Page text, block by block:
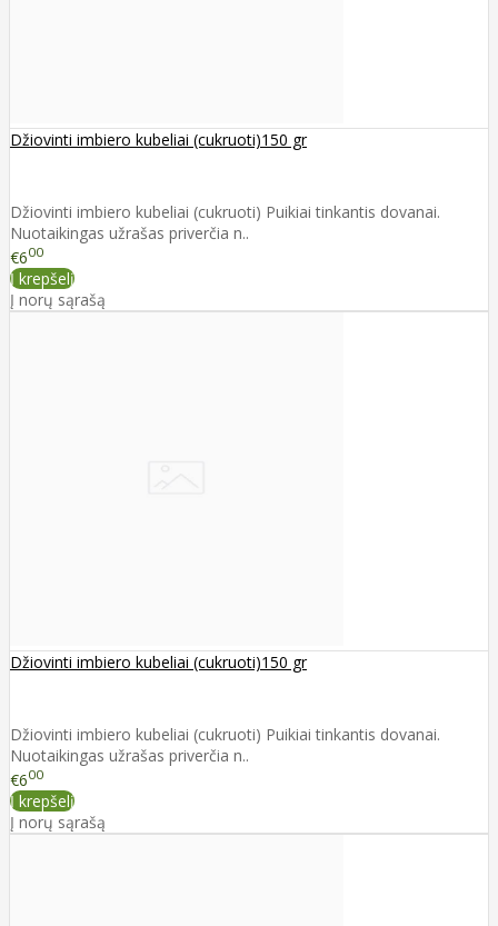
Džiovinti imbiero kubeliai (cukruoti)150 gr
Džiovinti imbiero kubeliai (cukruoti) Puikiai tinkantis dovanai.
Nuotaikingas užrašas priverčia n..
€600
Į krepšelį
Į norų sąrašą
Džiovinti imbiero kubeliai (cukruoti)150 gr
Džiovinti imbiero kubeliai (cukruoti) Puikiai tinkantis dovanai.
Nuotaikingas užrašas priverčia n..
€600
Į krepšelį
Į norų sąrašą